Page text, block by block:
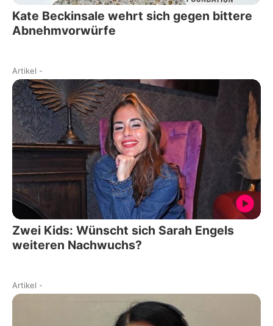
Kate Beckinsale wehrt sich gegen bittere
Abnehmvorwürfe
Artikel -
Zwei Kids: Wünscht sich Sarah Engels
weiteren Nachwuchs?
Artikel -